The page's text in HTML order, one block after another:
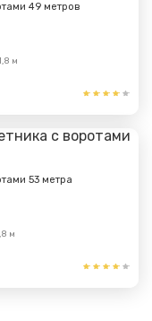
49 метров
м
53 метра
м